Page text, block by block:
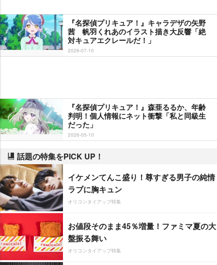
『名探偵プリキュア！』キャラデザの矢野
茜 帆羽くれあのイラスト描き大反響「絶
対キュアエクレールだ！」
2026-07-10
『名探偵プリキュア！』森亜るるか、年齢
判明！個人情報にネット衝撃「私と同級生
だった」
2026-05-10
話題の特集をPICK UP！
イケメンてんこ盛り！尊すぎる男子の純情
ラブに胸キュン
オリコンタイアップ特集
お値段そのまま45％増量！ファミマ夏の大
盤振る舞い
オリコンタイアップ特集